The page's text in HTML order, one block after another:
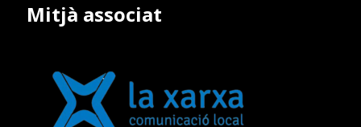
Mitjà associat